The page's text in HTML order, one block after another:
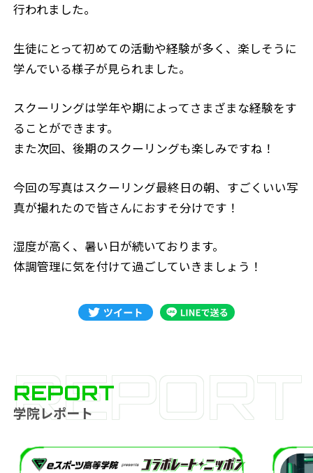
行われました。
生徒にとって初めての活動や経験が多く、楽しそうに
学んでいる様子が見られました。
スクーリングは学年や期によってさまざまな経験をす
ることができます。
また次回、後期のスクーリングも楽しみですね！
今回の写真はスクーリング最終日の朝、すごくいい写
真が撮れたので皆さんにおすそ分けです！
湿度が高く、暑い日が続いております。
体調管理に気を付けて過ごしていきましょう！
REPORT
学院レポート
REPORT